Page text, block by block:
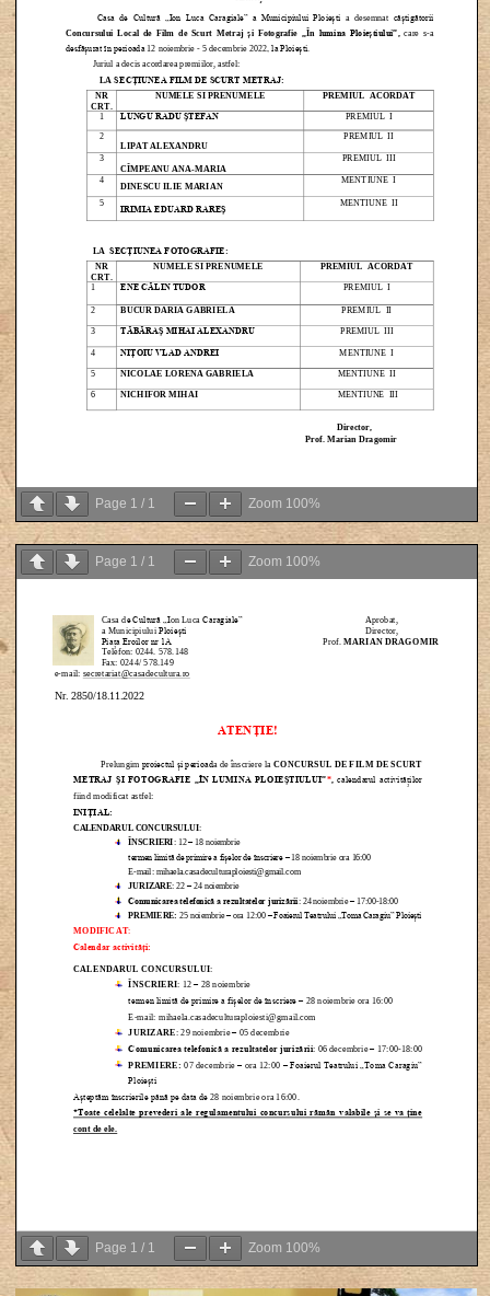
Page 1 / 1 Zoom 100%
Page 1 / 1 Zoom 100%
Page 1 / 1 Zoom 100%